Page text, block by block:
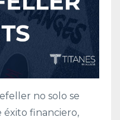
no solo se
éxito financiero,